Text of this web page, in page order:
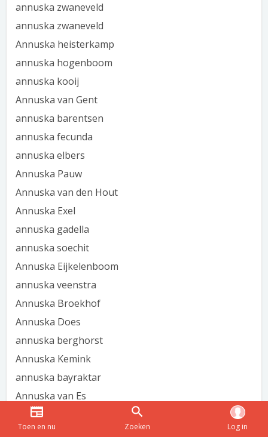
annuska zwaneveld
annuska zwaneveld
Annuska heisterkamp
annuska hogenboom
annuska kooij
Annuska van Gent
annuska barentsen
annuska fecunda
annuska elbers
Annuska Pauw
Annuska van den Hout
Annuska Exel
annuska gadella
annuska soechit
Annuska Eijkelenboom
annuska veenstra
Annuska Broekhof
Annuska Does
annuska berghorst
Annuska Kemink
annuska bayraktar
Annuska van Es
Annuska Hoogenbosch
Annuska Hunink
Toen en nu Zoeken Log in